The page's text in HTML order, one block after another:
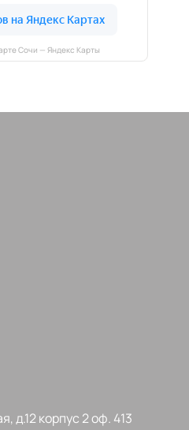
Сочи — Яндекс Карты
д.12 корпус 2 оф. 413